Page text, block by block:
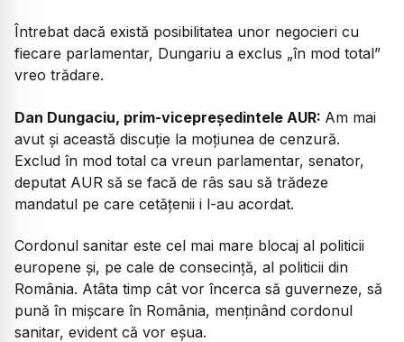
Întrebat dacă există posibilitatea unor negocieri cu
fiecare parlamentar, Dungariu a exclus „în mod total”
vreo trădare.
Dan Dungaciu, prim-vicepreședintele AUR: Am mai
avut și această discuție la moțiunea de cenzură.
Exclud în mod total ca vreun parlamentar, senator,
deputat AUR să se facă de râs sau să trădeze
mandatul pe care cetățenii i l-au acordat.
Cordonul sanitar este cel mai mare blocaj al politicii
europene și, pe cale de consecință, al politicii din
România. Atâta timp cât vor încerca să guverneze, să
pună în mișcare în România, menținând cordonul
sanitar, evident că vor eșua.